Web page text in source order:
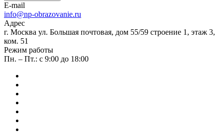
E-mail
info@np-obrazovanie.ru
Адрес
г. Москва ул. Большая почтовая, дом 55/59 строение 1, этаж 3,
ком. 51
Режим работы
Пн. – Пт.: с 9:00 до 18:00